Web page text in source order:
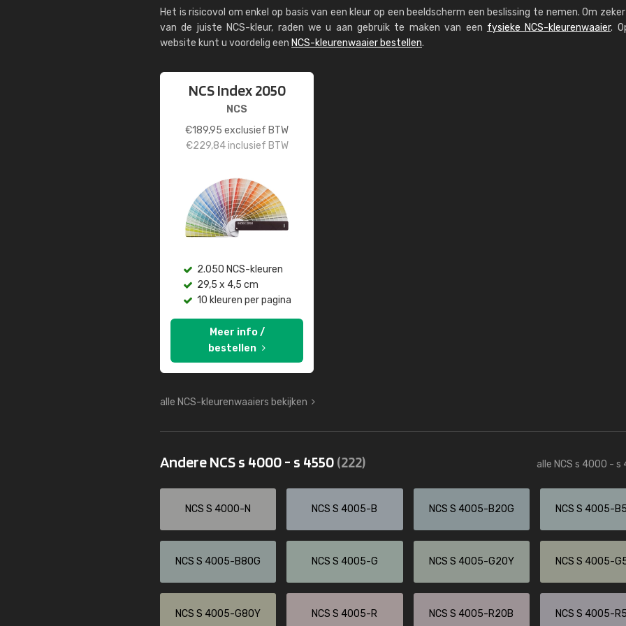
Het is risicovol om enkel op basis van een kleur op een beeldscherm een beslissing te nemen. Om
van de juiste NCS-kleur, raden we u aan gebruik te maken van een fysieke NCS-kleurenwaaier.
website kunt u voordelig een NCS-kleurenwaaier bestellen.
NCS Index 2050
NCS
€189,95 exclusief BTW
€229,84inclusief BTW
2.050 NCS-kleuren
29,5 x 4,5 cm
10 kleuren per pagina
Meer info /
bestellen
alle NCS-kleurenwaaiers bekijken
Andere NCS s 4000 - s 4550(222) alle NCS s 4000 - s
NCS S 4000-N NCS S 4005-B NCS S 4005-B20G NCS S 4005-
NCS S 4005-B80G NCS S 4005-G NCS S 4005-G20Y NCS S 4005-
NCS S 4005-G80Y NCS S 4005-R NCS S 4005-R20B NCS S 4005-